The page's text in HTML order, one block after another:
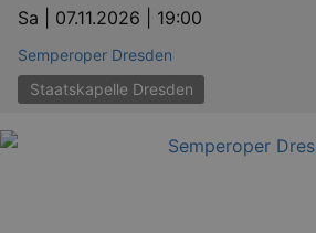
Sa | 07.11.2026 | 19:00
Semperoper Dresden
Staatskapelle Dresden